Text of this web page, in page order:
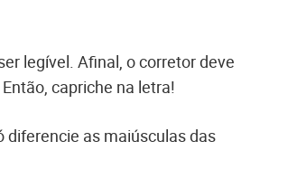
legível. Afinal, o corretor deve
capriche na letra!
diferencie as maiúsculas das